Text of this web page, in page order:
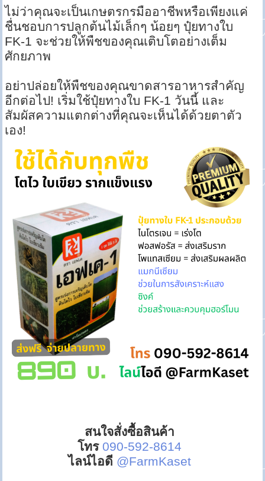
ไม่ว่าคุณจะเป็นเกษตรกรมืออาชีพหรือเพียงแค่
ชื่นชอบการปลูกต้นไม้เล็กๆ น้อยๆ ปุ๋ยทางใบ
FK-1 จะช่วยให้พืชของคุณเติบโตอย่างเต็ม
ศักยภาพ
อย่าปล่อยให้พืชของคุณขาดสารอาหารสำคัญ
อีกต่อไป! เริ่มใช้ปุ๋ยทางใบ FK-1 วันนี้ และ
สัมผัสความแตกต่างที่คุณจะเห็นได้ด้วยตาตัว
เอง!
สนใจสั่งซื้อสินค้า
โทร 090-592-8614
ไลน์ไอดี @FarmKaset